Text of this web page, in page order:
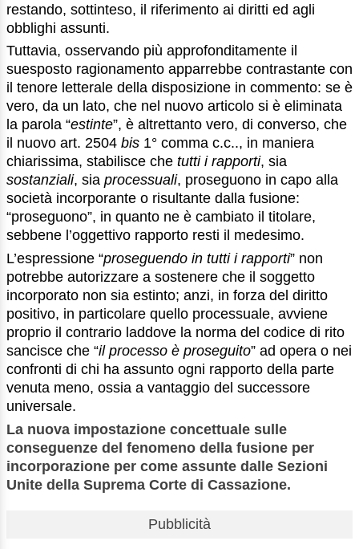
restando, sottinteso, il riferimento ai diritti ed agli
obblighi assunti.
Tuttavia, osservando più approfonditamente il
suesposto ragionamento apparrebbe contrastante con
il tenore letterale della disposizione in commento: se è
vero, da un lato, che nel nuovo articolo si è eliminata
la parola “estinte”, è altrettanto vero, di converso, che
il nuovo art. 2504 bis 1° comma c.c.., in maniera
chiarissima, stabilisce che tutti i rapporti, sia
sostanziali, sia processuali, proseguono in capo alla
società incorporante o risultante dalla fusione:
“proseguono”, in quanto ne è cambiato il titolare,
sebbene l’oggettivo rapporto resti il medesimo.
L’espressione “proseguendo in tutti i rapporti” non
potrebbe autorizzare a sostenere che il soggetto
incorporato non sia estinto; anzi, in forza del diritto
positivo, in particolare quello processuale, avviene
proprio il contrario laddove la norma del codice di rito
sancisce che “il processo è proseguito” ad opera o nei
confronti di chi ha assunto ogni rapporto della parte
venuta meno, ossia a vantaggio del successore
universale.
La nuova impostazione concettuale sulle
conseguenze del fenomeno della fusione per
incorporazione per come assunte dalle Sezioni
Unite della Suprema Corte di Cassazione.
Pubblicità